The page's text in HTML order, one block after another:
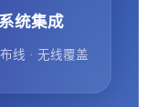
系统集成
线 · 无线覆盖